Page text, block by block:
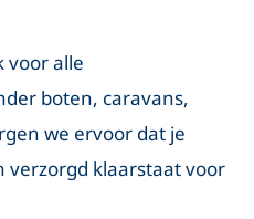
voor alle
boten, caravans,
we ervoor dat je
verzorgd klaarstaat voor